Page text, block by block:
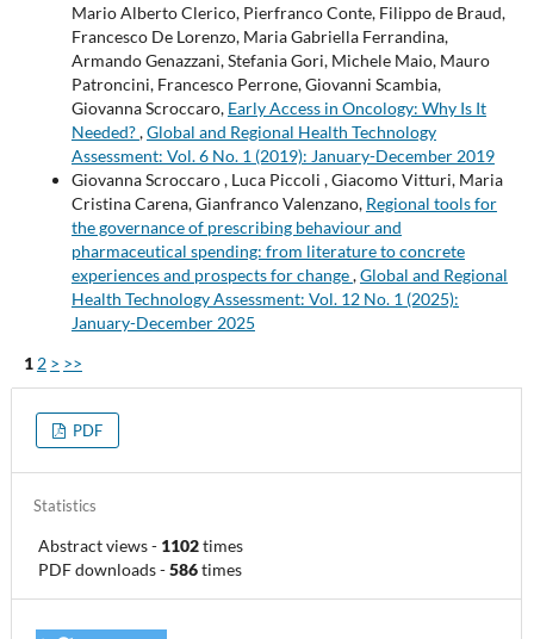
Mario Alberto Clerico, Pierfranco Conte, Filippo de Braud,
Francesco De Lorenzo, Maria Gabriella Ferrandina,
Armando Genazzani, Stefania Gori, Michele Maio, Mauro
Patroncini, Francesco Perrone, Giovanni Scambia,
Giovanna Scroccaro, Early Access in Oncology: Why Is It
Needed?,Global and Regional Health Technology
Assessment: Vol. 6 No. 1 (2019): January-December 2019
Giovanna Scroccaro , Luca Piccoli , Giacomo Vitturi, Maria
Cristina Carena, Gianfranco Valenzano, Regional tools for
the governance of prescribing behaviour and
pharmaceutical spending: from literature to concrete
experiences and prospects for change,Global and Regional
Health Technology Assessment: Vol. 12 No. 1 (2025):
January-December 2025
1 2 > >>
PDF
Statistics
Abstract views- 1102times
PDF downloads-586times